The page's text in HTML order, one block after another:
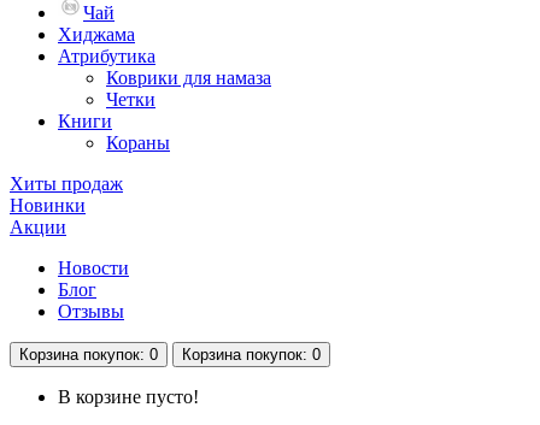
Чай
Хиджама
Атрибутика
Коврики для намаза
Четки
Книги
Кораны
Хиты продаж
Новинки
Акции
Новости
Блог
Отзывы
Корзина покупок: 0 Корзина покупок: 0
В корзине пусто!